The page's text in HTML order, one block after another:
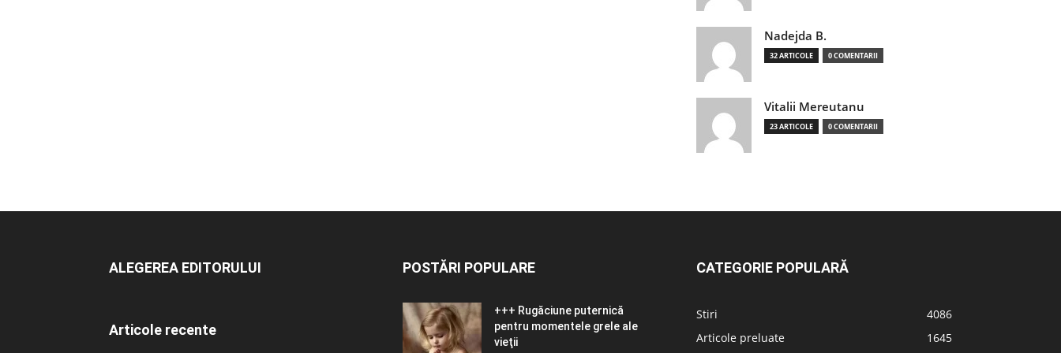
Nadejda B.
32 ARTICOLE 0 COMENTARII
Vitalii Mereutanu
23 ARTICOLE 0 COMENTARII
ALEGEREA EDITORULUI
Articole recente
POSTĂRI POPULARE
+++ Rugăciune puternică
pentru momentele grele ale
vieţii
CATEGORIE POPULARĂ
Stiri
4086
Articole preluate
1645